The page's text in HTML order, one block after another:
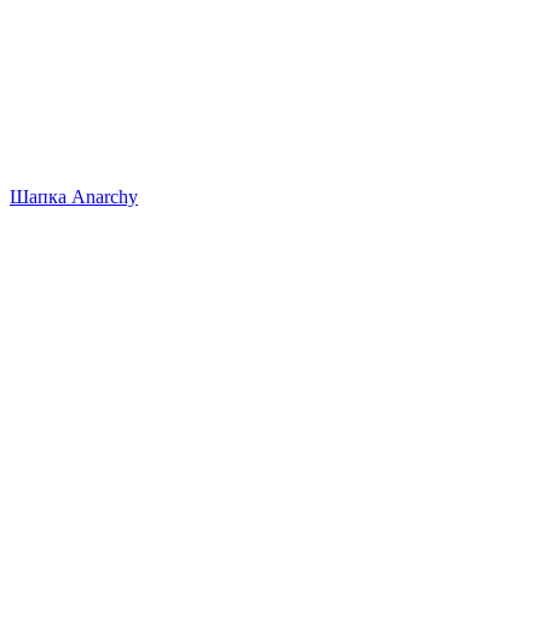
Шапка Anarchy